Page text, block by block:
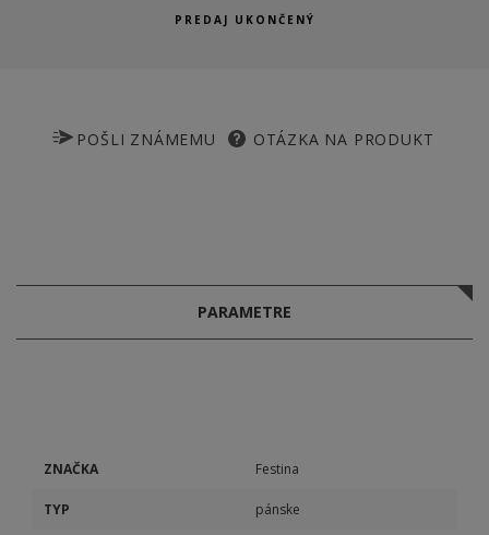
PREDAJ UKONČENÝ
POŠLI ZNÁMEMU OTÁZKA NA PRODUKT
PARAMETRE
ZNAČKA Festina
TYP pánske